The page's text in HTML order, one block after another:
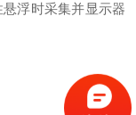
浮时采集并显示器